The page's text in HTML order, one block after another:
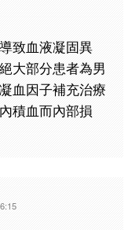
致血液凝固異
大部分患者為男
血因子補充治療
積血而內部損